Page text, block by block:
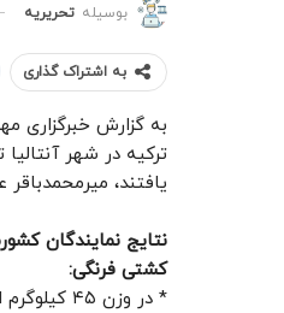
بوسیله تحریریه
به اشتراک گذاری
به گزارش خبرگزاری
یافتند، میرمحمدباقر عزیزی در وزن ۶۰ کیلوگرم و محمد کاظمی
نتایج نمایندگان
کشتی فرنگی:
* در وزن ۴۵ کیلوگرم احمد بدرالدینی در دور اول مقابل کشتی گیری از قرقیزستان به پیروزی رسید.